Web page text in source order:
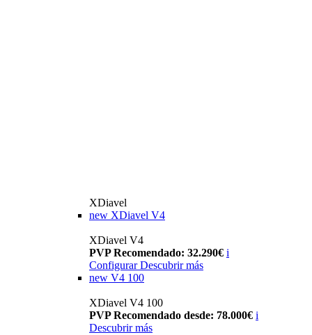
XDiavel
new XDiavel V4
XDiavel V4
PVP Recomendado: 32.290€ i
Configurar Descubrir más
new V4 100
XDiavel V4 100
PVP Recomendado desde: 78.000€ i
Descubrir más